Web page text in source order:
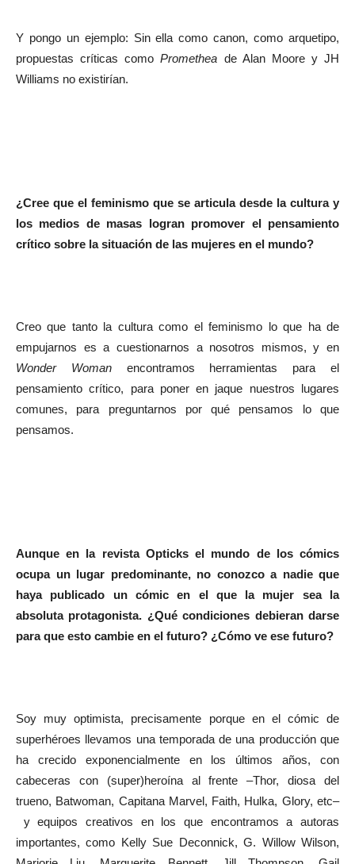
Y pongo un ejemplo: Sin ella como canon, como arquetipo,
propuestas críticas comoPromethea de Alan Moore y JH
Williams no existirían.
¿Cree que el feminismo que se articula desde la cultura y
los medios de masas logran promover el pensamiento
crítico sobre la situación de las mujeres en el mundo?
Creo que tanto la cultura como el feminismo lo que ha de
empujarnos es a cuestionarnos a nosotros mismos, y en
Wonder Womanencontramos herramientas para el
pensamiento crítico, para poner en jaque nuestros lugares
comunes, para preguntarnos por qué pensamos lo que
pensamos.
Aunque en la revista Opticks el mundo de los cómics
ocupa un lugar predominante, no conozco a nadie que
haya publicado un cómic en el que la mujer sea la
absoluta protagonista. ¿Qué condiciones debieran darse
para que esto cambie en el futuro? ¿Cómo ve ese futuro?
Soy muy optimista, precisamente porque en el cómic de
superhéroes llevamos una temporada de una producción que
ha crecido exponencialmente en los últimos años, con
cabeceras con (super)heroína al frente –Thor, diosa del
trueno, Batwoman, Capitana Marvel, Faith, Hulka, Glory, etc–
y equipos creativos en los que encontramos a autoras
importantes, como Kelly Sue Deconnick, G. Willow Wilson,